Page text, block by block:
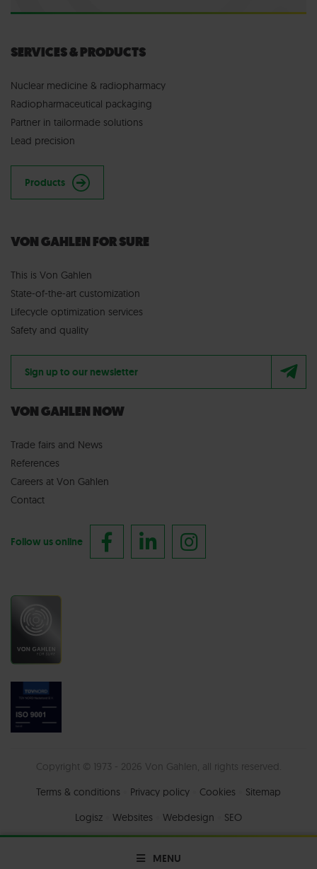
SERVICES & PRODUCTS
Nuclear medicine & radiopharmacy
Radiopharmaceutical packaging
Partner in tailormade solutions
Lead precision
Products
VON GAHLEN FOR SURE
This is Von Gahlen
State-of-the-art customization
Lifecycle optimization services
Safety and quality
Sign up to our newsletter
VON GAHLEN NOW
Trade fairs and News
References
Careers at Von Gahlen
Contact
Follow us online
Copyright © 1973 - 2026 Von Gahlen, all rights reserved.
Terms & conditions
Privacy policy Cookies
Sitemap
Logisz
Websites Webdesign SEO
MENU